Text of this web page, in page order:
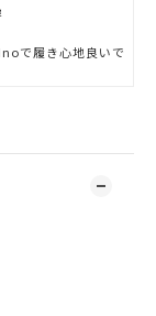
で履き心地良いで